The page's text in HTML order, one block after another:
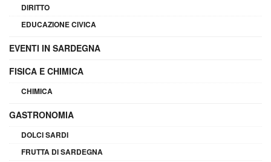
DIRITTO
EDUCAZIONE CIVICA
EVENTI IN SARDEGNA
FISICA E CHIMICA
CHIMICA
GASTRONOMIA
DOLCI SARDI
FRUTTA DI SARDEGNA